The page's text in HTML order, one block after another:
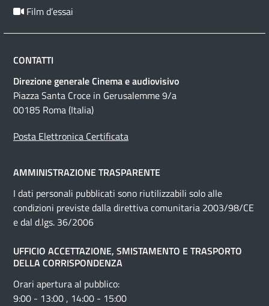
Film d’essai
CONTATTI
Direzione generale Cinema e audiovisivo
Piazza Santa Croce in Gerusalemme 9/a
00185 Roma (Italia)
Posta Elettronica Certificata
AMMINISTRAZIONE TRASPARENTE
I dati personali pubblicati sono riutilizzabili solo alle
condizioni previste dalla direttiva comunitaria 2003/98/CE
e dal d.lgs. 36/2006
UFFICIO ACCETTAZIONE, SMISTAMENTO E TRASPORTO
DELLA CORRISPONDENZA
Orari apertura al pubblico:
9:00 - 13:00 , 14:00 - 15:00